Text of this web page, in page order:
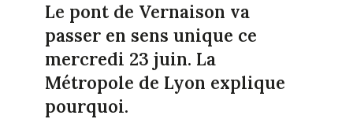
Le pont de Vernaison va
passer en sens unique ce
mercredi 23 juin. La
Métropole de Lyon explique
pourquoi.